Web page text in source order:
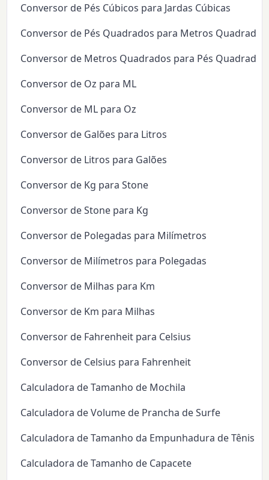
Conversor de Pés Cúbicos para Jardas Cúbicas
Conversor de Pés Quadrados para Metros Quadrados
Conversor de Metros Quadrados para Pés Quadrados
Conversor de Oz para ML
Conversor de ML para Oz
Conversor de Galões para Litros
Conversor de Litros para Galões
Conversor de Kg para Stone
Conversor de Stone para Kg
Conversor de Polegadas para Milímetros
Conversor de Milímetros para Polegadas
Conversor de Milhas para Km
Conversor de Km para Milhas
Conversor de Fahrenheit para Celsius
Conversor de Celsius para Fahrenheit
Calculadora de Tamanho de Mochila
Calculadora de Volume de Prancha de Surfe
Calculadora de Tamanho da Empunhadura de Tênis
Calculadora de Tamanho de Capacete